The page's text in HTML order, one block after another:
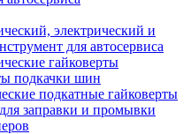
электрический и
для автосервиса
гайковерты
подкачки шин
подкатные гайковерты
заправки и промывки